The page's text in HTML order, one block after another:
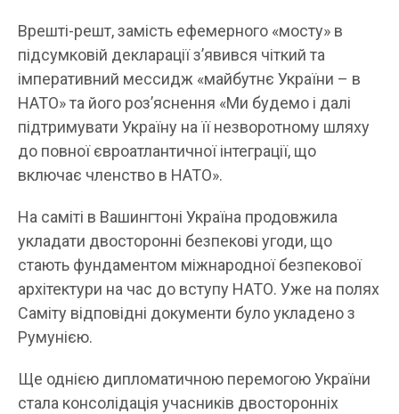
Врешті-решт, замість ефемерного «мосту» в
підсумковій декларації з’явився чіткий та
імперативний мессидж «майбутнє України – в
НАТО» та його роз’яснення «Ми будемо і далі
підтримувати Україну на її незворотному шляху
до повної євроатлантичної інтеграції, що
включає членство в НАТО».
На саміті в Вашингтоні Україна продовжила
укладати двосторонні безпекові угоди, що
стають фундаментом міжнародної безпекової
архітектури на час до вступу НАТО. Уже на полях
Саміту відповідні документи було укладено з
Румунією.
Ще однією дипломатичною перемогою України
стала консолідація учасників двосторонніх